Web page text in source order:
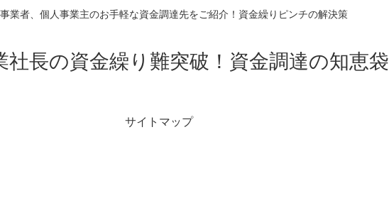
業者、個人事業主のお手軽な資金調達先をご紹介！資金繰りピンチの解決策
社長の資金繰り難突破！資金調達の知恵袋
サイトマップ